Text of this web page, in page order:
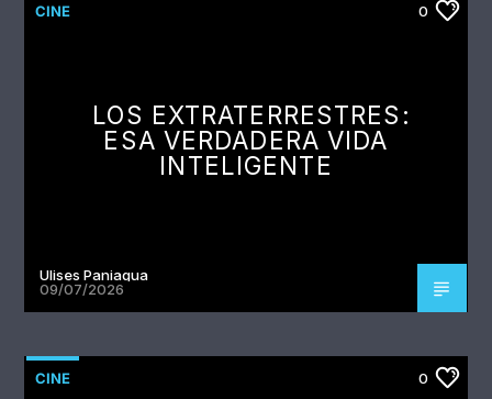
CINE 0
LOS EXTRATERRESTRES:
ESA VERDADERA VIDA
INTELIGENTE
Ulises Paniagua
09/07/2026
CINE 0